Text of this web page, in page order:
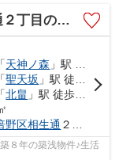
中古一戸建
「天神ノ森 」駅 徒歩5分
「聖天坂 」駅 徒歩6分
「北畠 」駅 徒歩9分
野区相生通 ２丁目
８年の築浅物件♪生活